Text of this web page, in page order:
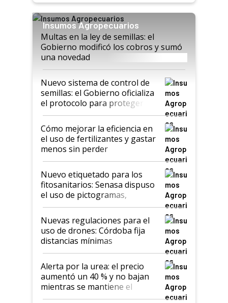
Insumos Agropecuarios
Multas en la ley de semillas: el
Gobierno modificó los cobros y sumó
una novedad
Nuevo sistema de control de
semillas: el Gobierno oficializa
el protocolo para proteger la
propiedad intelectual
Cómo mejorar la eficiencia en
el uso de fertilizantes y gastar
menos sin perder
productividad en la campaña
fina
Nuevo etiquetado para los
fitosanitarios: Senasa dispuso
el uso de pictogramas,
palabras de advertencia e
indicaciones
Nuevas regulaciones para el
uso de drones: Córdoba fija
distancias mínimas
Alerta por la urea: el precio
aumentó un 40 % y no bajan
mientras se mantiene el
conflicto en Medio Oriente